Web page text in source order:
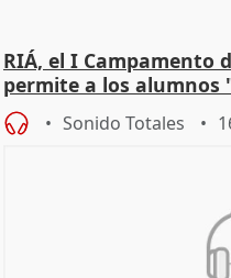
RIÁ, el I Campamento
permite a los alumnos
piel"
Sonido Totales